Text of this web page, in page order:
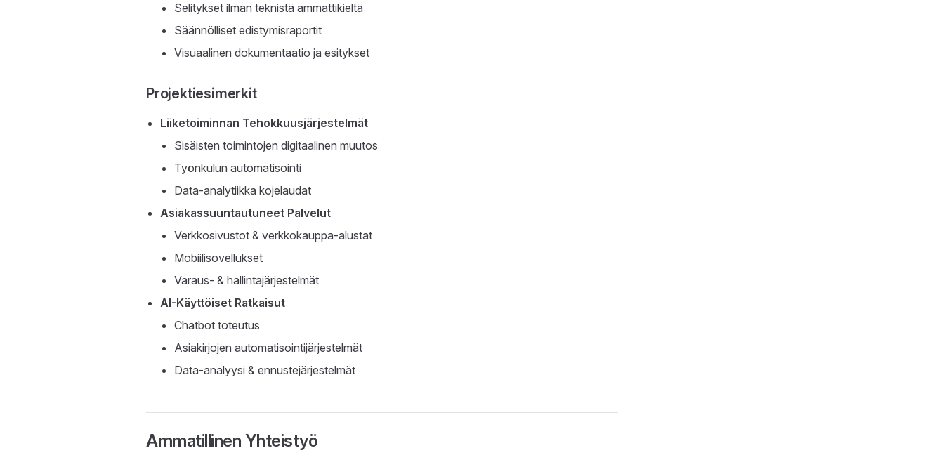
Selitykset ilman teknistä ammattikieltä
Säännölliset edistymisraportit
Visuaalinen dokumentaatio ja esitykset
Projektiesimerkit
Liiketoiminnan Tehokkuusjärjestelmät
Sisäisten toimintojen digitaalinen muutos
Työnkulun automatisointi
Data-analytiikka kojelaudat
Asiakassuuntautuneet Palvelut
Verkkosivustot & verkkokauppa-alustat
Mobiilisovellukset
Varaus- & hallintajärjestelmät
AI-Käyttöiset Ratkaisut
Chatbot toteutus
Asiakirjojen automatisointijärjestelmät
Data-analyysi & ennustejärjestelmät
Ammatillinen Yhteistyö